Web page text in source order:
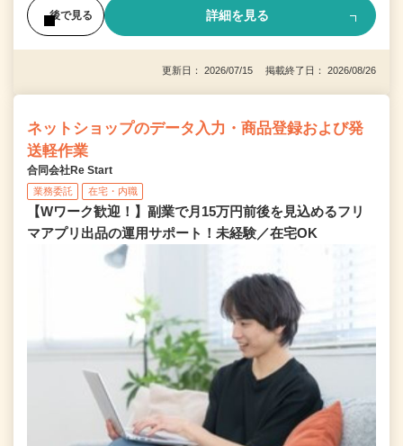
後で見る 詳細を見る
更新日： 2026/07/15 掲載終了日： 2026/08/26
ネットショップのデータ入力・商品登録および発
送軽作業
合同会社Re Start
業務委託 在宅・内職
【Wワーク歓迎！】副業で月15万円前後を見込めるフリ
マアプリ出品の運用サポート！未経験／在宅OK